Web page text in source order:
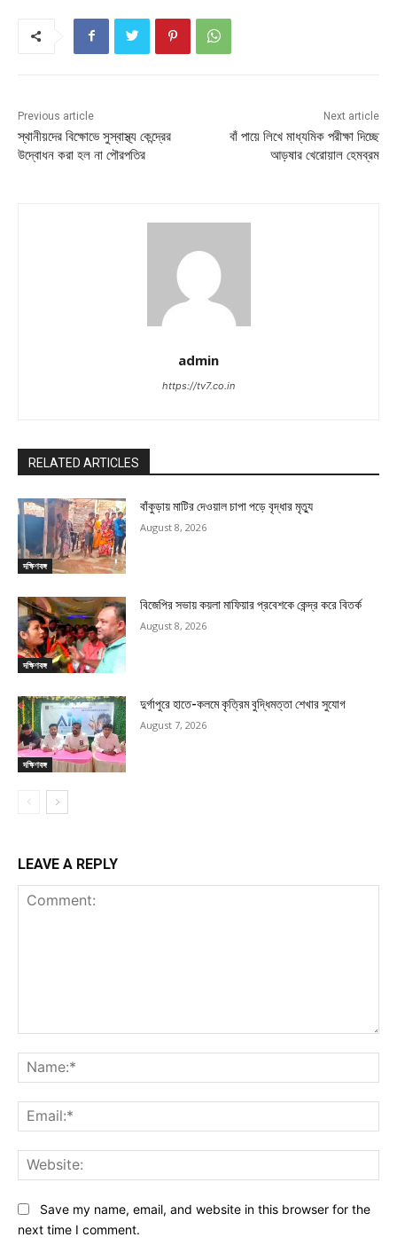
Previous article
স্থানীয়দের বিক্ষোভে সুস্বাস্থ্য কেন্দ্রের
উদ্বোধন করা হল না পৌরপতির
Next article
বাঁ পায়ে লিখে মাধ্যমিক পরীক্ষা দিচ্ছে
আড়ষার খেরোয়াল হেমব্রম
admin
https://tv7.co.in
RELATED ARTICLES
দক্ষিণবঙ্গ
বাঁকুড়ায় মাটির দেওয়াল চাপা পড়ে বৃদ্ধার মৃত্যু
August 8, 2026
দক্ষিণবঙ্গ
বিজেপির সভায় কয়লা মাফিয়ার প্রবেশকে কেন্দ্র করে বিতর্ক
August 8, 2026
দক্ষিণবঙ্গ
দুর্গাপুরে হাতে-কলমে কৃত্রিম বুদ্ধিমত্তা শেখার সুযোগ
August 7, 2026
LEAVE A REPLY
Save my name, email, and website in this browser for the
next time I comment.